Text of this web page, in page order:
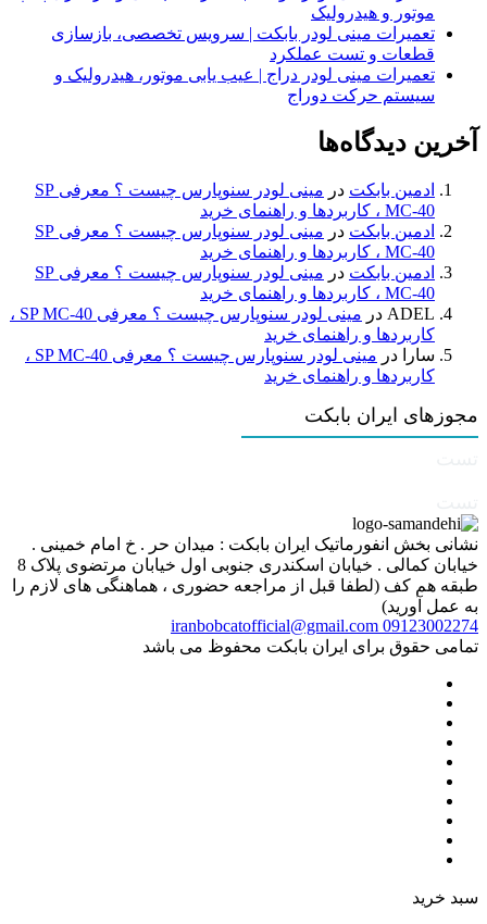
موتور و هیدرولیک
تعمیرات مینی لودر بابکت | سرویس تخصصی، بازسازی
قطعات و تست عملکرد
تعمیرات مینی لودر دراج | عیب یابی موتور، هیدرولیک و
سیستم حرکت دوراج
آخرین دیدگاه‌ها
ادمین بابکت در
مینی لودر سنوپارس چیست ؟ معرفی SP
MC-40 ، کاربردها و راهنمای خرید
ادمین بابکت در
مینی لودر سنوپارس چیست ؟ معرفی SP
MC-40 ، کاربردها و راهنمای خرید
ادمین بابکت در
مینی لودر سنوپارس چیست ؟ معرفی SP
MC-40 ، کاربردها و راهنمای خرید
ADEL در
مینی لودر سنوپارس چیست ؟ معرفی SP MC-40 ،
کاربردها و راهنمای خرید
سارا
در
مینی لودر سنوپارس چیست ؟ معرفی SP MC-40 ،
کاربردها و راهنمای خرید
مجوزهای ایران بابکت
نشانی بخش انفورماتیک ایران بابکت : میدان حر . خ امام خمینی .
خیابان کمالی . خیابان اسکندری جنوبی اول خیابان مرتضوی پلاک 8
طبقه هم کف (لطفا قبل از مراجعه حضوری ، هماهنگی های لازم را
به عمل آورید)
09123002274
iranbobcatofficial@gmail.com
تمامی حقوق برای ایران بابکت محفوظ می باشد
سبد خرید